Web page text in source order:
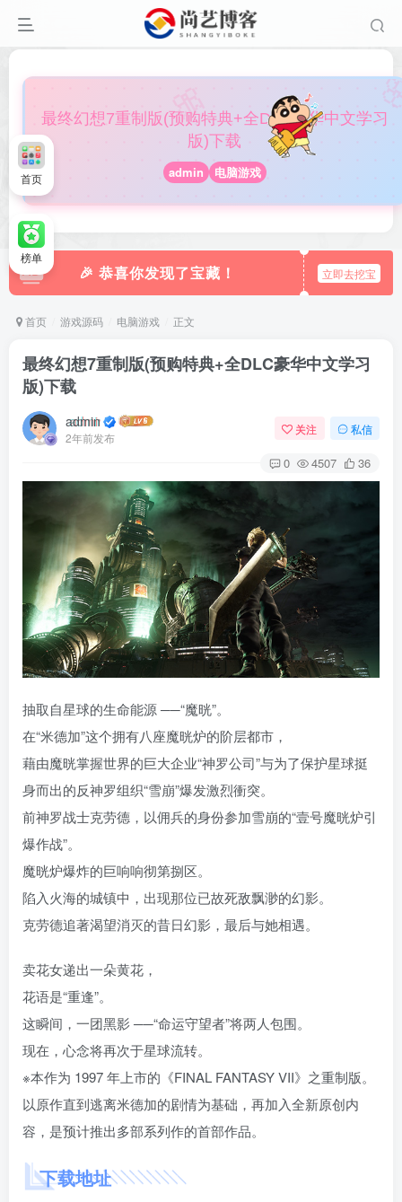
🎀
最终幻想7重制版(预购特典+全DLC豪华中文学习
版)下载
admin 电脑游戏
🎉 恭喜你发现了宝藏！ 立即去挖宝
首页 游戏源码 电脑游戏 正文
最终幻想7重制版(预购特典+全DLC豪华中文学习
版)下载
admin
2年前发布
关注 私信
0 4507 36
抽取自星球的生命能源 ──“魔晄”。
在“米德加”这个拥有八座魔晄炉的阶层都市，
藉由魔晄掌握世界的巨大企业“神罗公司”与为了保护星球挺
身而出的反神罗组织“雪崩”爆发激烈衝突。
前神罗战士克劳德，以佣兵的身份参加雪崩的“壹号魔晄炉引
爆作战”。
魔晄炉爆炸的巨响响彻第捌区。
陷入火海的城镇中，出现那位已故死敌飘渺的幻影。
克劳德追著渴望消灭的昔日幻影，最后与她相遇。
卖花女递出一朵黄花，
花语是“重逢”。
这瞬间，一团黑影 ──“命运守望者”将两人包围。
现在，心念将再次于星球流转。
※本作为 1997 年上市的《FINAL FANTASY VII》之重制版。
以原作直到逃离米德加的剧情为基础，再加入全新原创内
容，是预计推出多部系列作的首部作品。
下载地址
首页
榜单